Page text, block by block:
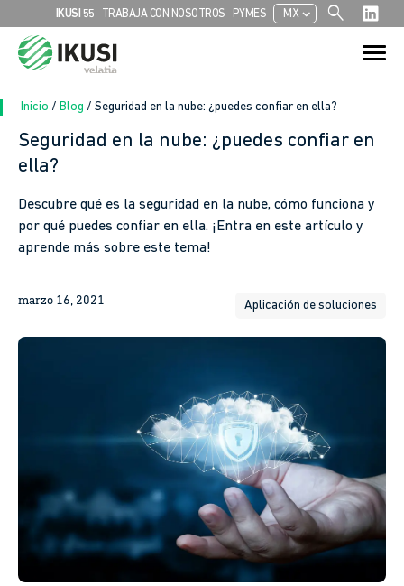
IKUSI 55 TRABAJA CON NOSOTROS PYMES MXchevron_left search
Search
for:
Search Button
Inicio / Blog / Seguridad en la nube: ¿puedes confiar en ella?
Seguridad en la nube: ¿puedes confiar en
ella?
Descubre qué es la seguridad en la nube, cómo funciona y
por qué puedes confiar en ella. ¡Entra en este artículo y
aprende más sobre este tema!
marzo 16, 2021 Aplicación de soluciones